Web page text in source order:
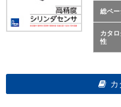
総ペー
カタ
性
カ